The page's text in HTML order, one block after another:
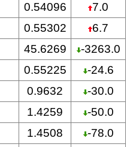
0.54096
7.0
0.55302
6.7
45.6269
-3263.0
0.55225
-24.6
0.9632
-30.0
1.4259
-50.0
1.4508
-78.0